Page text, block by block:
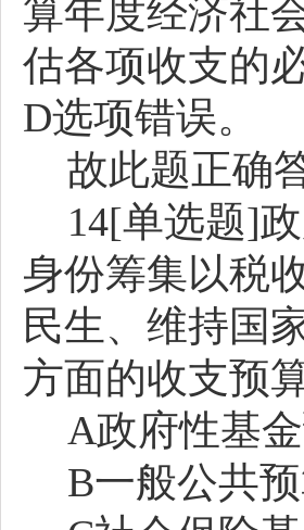
算年度经济社
估各项收支的
D选项错误。
故此题正确
14[单选题]
身份筹集以税
民生、维持国
方面的收支预
A政府性基
B一般公共